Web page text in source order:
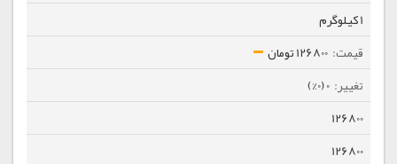
1 کیلوگرم
126800 تومان
0 (0%)
126800
126800